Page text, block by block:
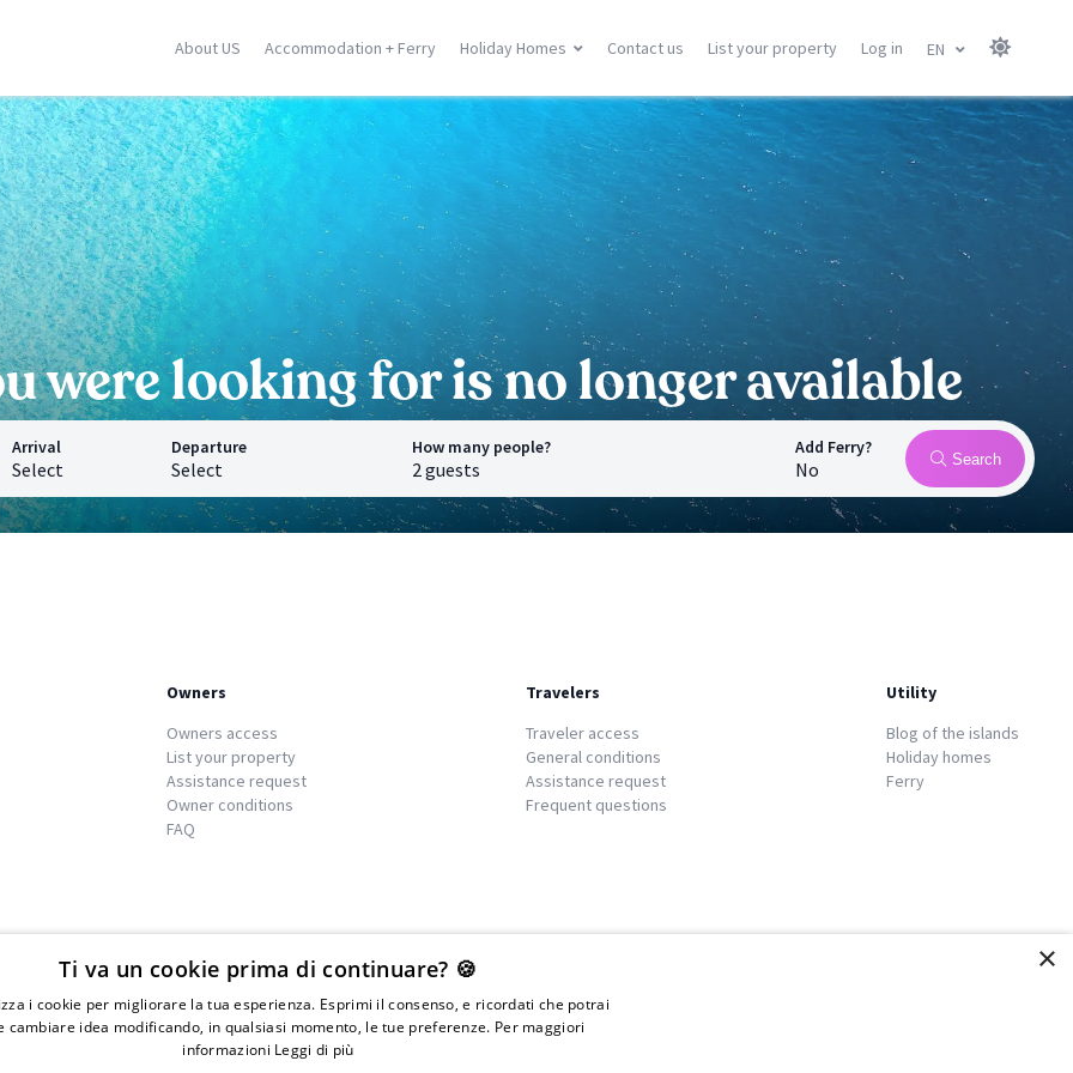
About US Accommodation + Ferry Holiday Homes
Vito Lo Capo
Corse
Porto Vecchio
Moriani
Ghisonaccia
Ile Rousse
Ajaccio
Calvi
Saint Florent
All locations
Greek Islands
Zante
Samos
Crete
Mykonos
Santorini
Corfu
All locations
Canary Islands
Gran Canary
Tenerife
Lanzarote
Fuerteventura
All locations
Balearic Islands
Menorca
Mallorca
Ibiza
All locations
Contact us List your property Log in EN
were looking for is no longer available
Arrival
Select
Departure
Select
How many people? Add Ferry?
No Search
Owners
Owners access
List your property
Assistance request
Owner conditions
FAQ
Travelers
Traveler access
General conditions
Assistance request
Frequent questions
Utility
Blog of the islands
Holiday homes
Ferry
We islands
01976730497 - Iscrizione C.I.A.A di
×
Ti va un cookie prima di continuare? 🍪
i cookie per migliorare la tua esperienza. Esprimi il consenso, e ricordati che potrai
cambiare idea modificando, in qualsiasi momento, le tue preferenze. Per maggiori
informazioni Leggi di più